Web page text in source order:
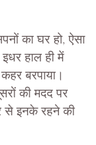
का घर हो, ऐसा
हाल ही में
बरपाया।
की मदद पर
से इनके रहने की